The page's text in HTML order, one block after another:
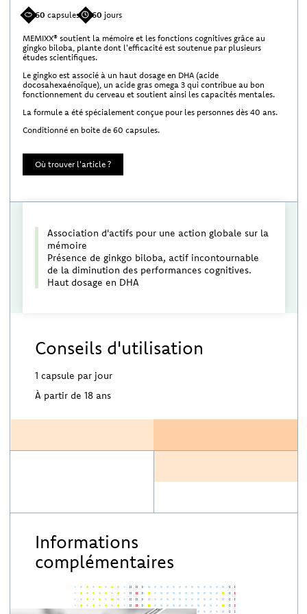
60 capsules 60 jours
MEMIXX® soutient la mémoire et les fonctions cognitives grâce au
gingko biloba, plante dont l'efficacité est soutenue par plusieurs
études scientifiques.
Le gingko est associé à un haut dosage en DHA (acide
docosahexaénoïque), un acide gras omega 3 qui contribue au bon
fonctionnement du cerveau et soutient ainsi les capacités mentales.
La formule a été spécialement conçue pour les personnes dès 40 ans.
Conditionné en boite de 60 capsules.
Où trouver l'article ?
Association d'actifs pour une action globale sur la
mémoire
Présence de ginkgo biloba, actif incontournable
de la diminution des performances cognitives.
Haut dosage en DHA
Conseils d'utilisation
1 capsule par jour
À partir de 18 ans
Informations
complémentaires